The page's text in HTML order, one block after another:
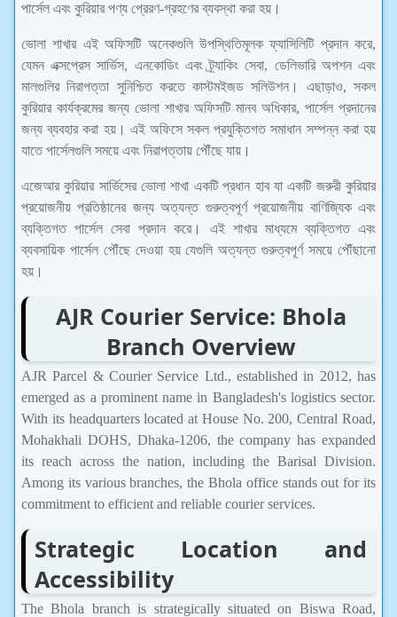
পার্সেল এবং কুরিয়ার পণ্য প্রেরণ-গ্রহণের ব্যবস্থা করা হয়।
ভোলা শাখার এই অফিসটি অনেকগুলি উপস্থিতিমূলক ফ্যাসিলিটি প্রদান করে,
যেমন এক্সপ্রেস সার্ভিস, এনকোডিং এবং ট্র্যাকিং সেবা, ডেলিভারি অপশন এবং
মালগুলির নিরাপত্তা সুনিশ্চিত করতে কাস্টমইজড সলিউশন। এছাড়াও, সকল
কুরিয়ার কার্যক্রমের জন্য ভোলা শাখার অফিসটি মানব অধিকার, পার্সেল প্রদানের
জন্য ব্যবহার করা হয়। এই অফিসে সকল প্রযুক্তিগত সমাধান সম্পন্ন করা হয়
যাতে পার্সেলগুলি সময়ে এবং নিরাপত্তায় পৌঁছে যায়।
এজেআর কুরিয়ার সার্ভিসের ভোলা শাখা একটি প্রধান হাব যা একটি জরুরী কুরিয়ার
প্রয়োজনীয় প্রতিষ্ঠানের জন্য অত্যন্ত গুরুত্বপূর্ণ প্রয়োজনীয় বাণিজ্যিক এবং
ব্যক্তিগত পার্সেল সেবা প্রদান করে। এই শাখার মাধ্যমে ব্যক্তিগত এবং
ব্যবসায়িক পার্সেল পৌঁছে দেওয়া হয় যেগুলি অত্যন্ত গুরুত্বপূর্ণ সময়ে পৌঁছানো
হয়।
AJR Courier Service: Bhola
Branch Overview
AJR Parcel & Courier Service Ltd., established in 2012, has
emerged as a prominent name in Bangladesh's logistics sector.
With its headquarters located at House No. 200, Central Road,
Mohakhali DOHS, Dhaka-1206, the company has expanded
its reach across the nation, including the Barisal Division.
Among its various branches, the Bhola office stands out for its
commitment to efficient and reliable courier services.
Strategic Location and
Accessibility
The Bhola branch is strategically situated on Biswa Road,